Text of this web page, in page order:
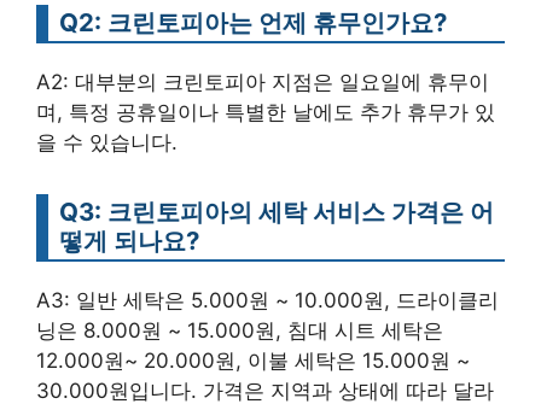
Q2: 크린토피아는 언제 휴무인가요?
A2: 대부분의 크린토피아 지점은 일요일에 휴무이
며, 특정 공휴일이나 특별한 날에도 추가 휴무가 있
을 수 있습니다.
Q3: 크린토피아의 세탁 서비스 가격은 어
떻게 되나요?
A3: 일반 세탁은 5.000원 ~ 10.000원, 드라이클리
닝은 8.000원 ~ 15.000원, 침대 시트 세탁은
12.000원~ 20.000원, 이불 세탁은 15.000원 ~
30.000원입니다. 가격은 지역과 상태에 따라 달라